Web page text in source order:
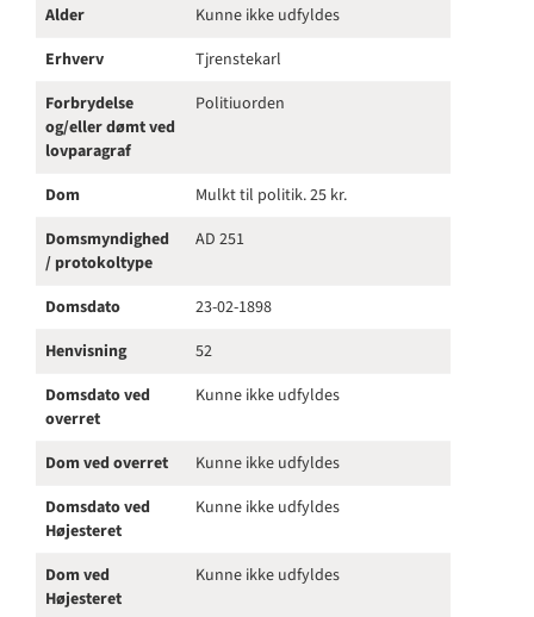
Alder
Kunne ikke udfyldes
Erhverv
Tjrenstekarl
Forbrydelse
og/eller dømt ved
lovparagraf
Politiuorden
Dom
Mulkt til politik. 25 kr.
Domsmyndighed
/ protokoltype
AD 251
Domsdato
23-02-1898
Henvisning
52
Domsdato ved
overret
Kunne ikke udfyldes
Dom ved overret
Kunne ikke udfyldes
Domsdato ved
Højesteret
Kunne ikke udfyldes
Dom ved
Højesteret
Kunne ikke udfyldes